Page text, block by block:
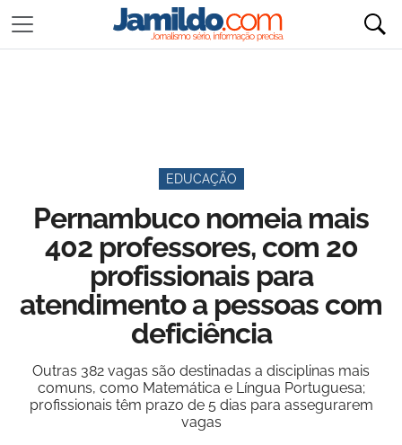
EDUCAÇÃO
Pernambuco nomeia mais
402 professores, com 20
profissionais para
atendimento a pessoas com
deficiência
Outras 382 vagas são destinadas a disciplinas mais
comuns, como Matemática e Língua Portuguesa;
profissionais têm prazo de 5 dias para assegurarem
vagas